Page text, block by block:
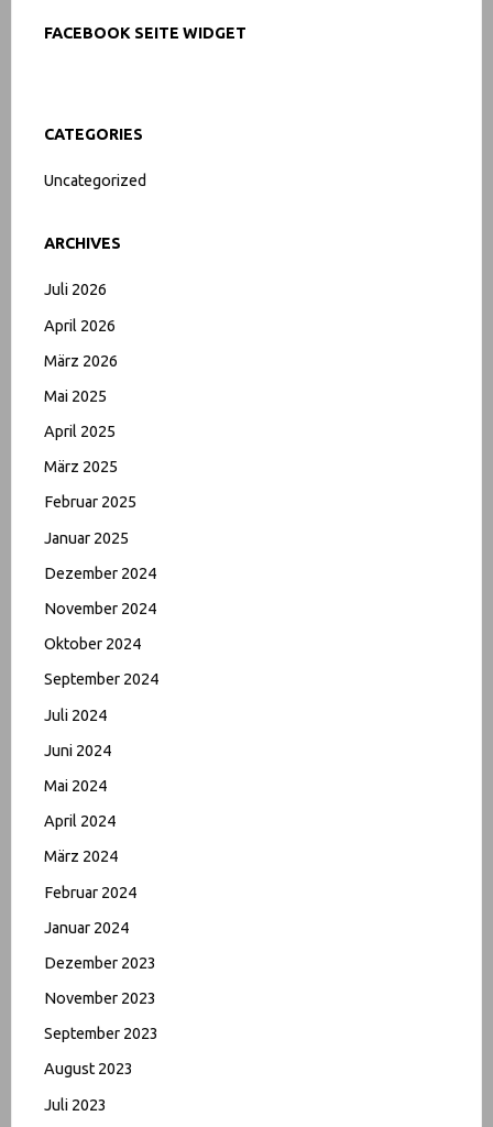
FACEBOOK SEITE WIDGET
CATEGORIES
Uncategorized
ARCHIVES
Juli 2026
April 2026
März 2026
Mai 2025
April 2025
März 2025
Februar 2025
Januar 2025
Dezember 2024
November 2024
Oktober 2024
September 2024
Juli 2024
Juni 2024
Mai 2024
April 2024
März 2024
Februar 2024
Januar 2024
Dezember 2023
November 2023
September 2023
August 2023
Juli 2023